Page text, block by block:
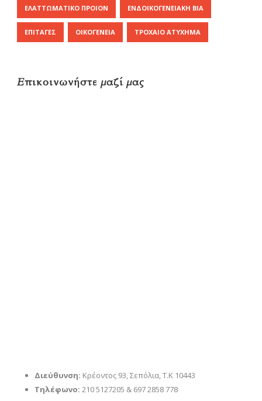
ΕΛΑΤΤΩΜΑΤΙΚΌ ΠΡΟΙΌΝ ΕΝΔΟΙΚΟΓΕΝΕΙΑΚΉ ΒΊΑ
ΕΠΙΤΑΓΈΣ ΟΙΚΟΓΈΝΕΙΑ ΤΡΟΧΑΊΟ ΑΤΎΧΗΜΑ
Επικοινωνήστε μαζί μας
Διεύθυνση: Κρέοντος 93, Σεπόλια, Τ.Κ 10443
Τηλέφωνο: 210 5127205 & 697 2858 778